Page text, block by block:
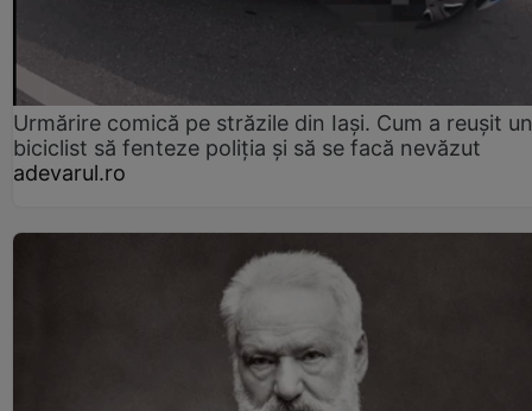
Urmărire comică pe străzile din Iași. Cum a reușit un
biciclist să fenteze poliția și să se facă nevăzut
adevarul.ro